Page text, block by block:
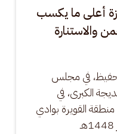
أعلى ما يكسب
والاستنارة
حفيظ، في مجلس
الكبرى، في
القويرة بوادي